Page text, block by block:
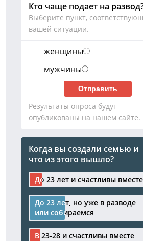
Кто чаще подает на
Выберите пункт,
вашей ситуации.
женщины
мужчины
Результаты опроса будут
опубликованы на нашем сайте.
Когда вы создали семью и
что из этого вышло?
До 23 лет и счастливы вместе
До 23 лет и счастливы вместе
До 23 лет, но уже в разводе
или собираемся
До 23 лет, но уже в разводе
или собираемся
В 23-28 и счастливы вместе
В 23-28 и счастливы вместе